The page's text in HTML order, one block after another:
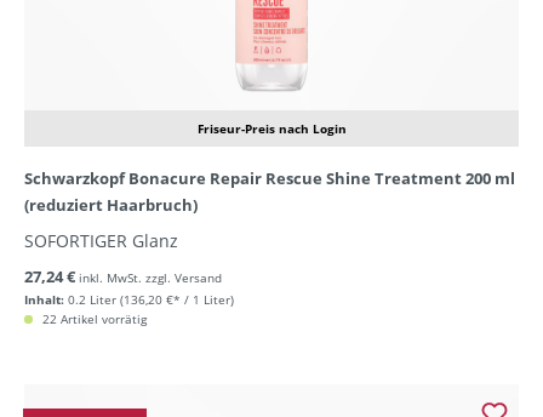
Friseur-Preis nach Login
Schwarzkopf Bonacure Repair Rescue Shine Treatment 200 ml
(reduziert Haarbruch)
SOFORTIGER Glanz
Inhalt: 0.2 Liter (136,20 €* / 1 Liter)
27,24 € inkl. MwSt. zzgl. Versand
22 Artikel vorrätig